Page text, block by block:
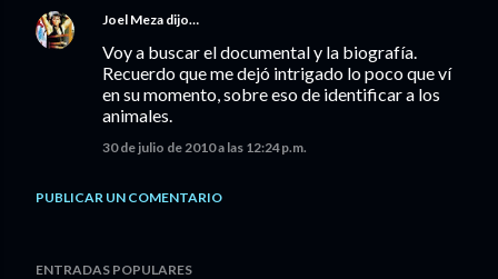
Joel Meza dijo…
Voy a buscar el documental y la biografía.
Recuerdo que me dejó intrigado lo poco que ví
en su momento, sobre eso de identificar a los
animales.
30 de julio de 2010 a las 12:24 p.m.
PUBLICAR UN COMENTARIO
ENTRADAS POPULARES